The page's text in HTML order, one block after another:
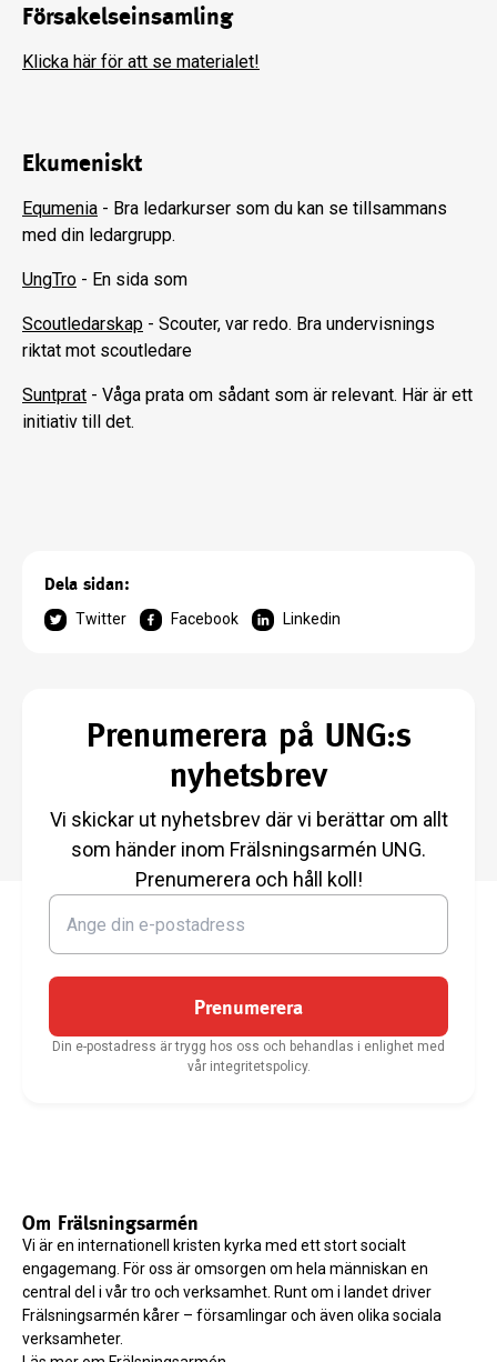
Försakelseinsamling
Klicka här för att se materialet!
Ekumeniskt
Equmenia - Bra ledarkurser som du kan se tillsammans
med din ledargrupp.
UngTro - En sida som
Scoutledarskap - Scouter, var redo. Bra undervisnings
riktat mot scoutledare
Suntprat - Våga prata om sådant som är relevant. Här är ett
initiativ till det.
Dela sidan:
Twitter Facebook Linkedin
Prenumerera på UNG:s
nyhetsbrev
Vi skickar ut nyhetsbrev där vi berättar om allt
som händer inom Frälsningsarmén UNG.
Prenumerera och håll koll!
Prenumerera
Din e-postadress är trygg hos oss och behandlas i enlighet med
vår integritetspolicy.
Om Frälsningsarmén
Vi är en internationell kristen kyrka med ett stort socialt
engagemang. För oss är omsorgen om hela människan en
central del i vår tro och verksamhet. Runt om i landet driver
Frälsningsarmén kårer – församlingar och även olika sociala
verksamheter.